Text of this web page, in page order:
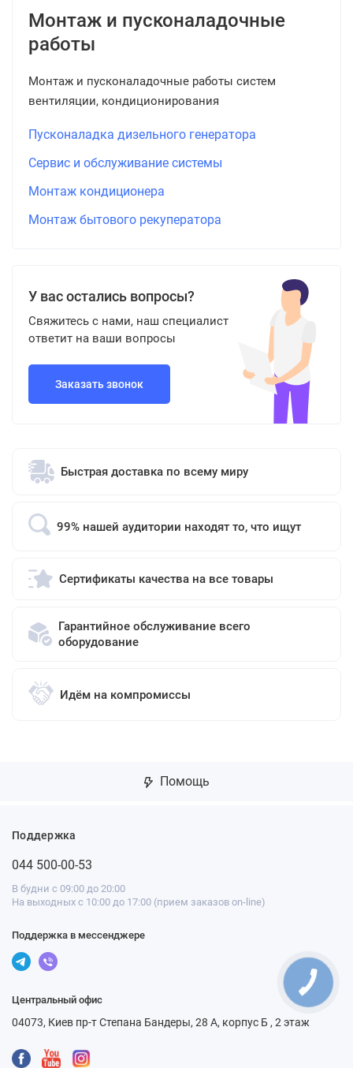
Монтаж и пусконаладочные
работы
Монтаж и пусконаладочные работы систем
вентиляции, кондиционирования
Пусконаладка дизельного генератора
Сервис и обслуживание системы
Монтаж кондиционера
Монтаж бытового рекуператора
У вас остались вопросы?
Свяжитесь с нами, наш специалист
ответит на ваши вопросы
Заказать звонок
Быстрая доставка по всему миру
99% нашей аудитории находят то, что ищут
Сертификаты качества на все товары
Гарантийное обслуживание всего
оборудование
Идём на компромиссы
Помощь
Поддержка
044 500-00-53
В будни с 09:00 до 20:00
На выходных с 10:00 до 17:00 (прием заказов on-line)
Поддержка в мессенджере
Центральный офис
04073, Киев пр-т Степана Бандеры, 28 А, корпус Б , 2 этаж